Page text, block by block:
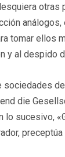
otras
análogos,
tomar ellos
y al despido
sociedades
die
lo sucesivo,